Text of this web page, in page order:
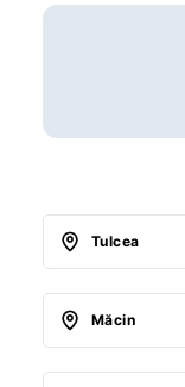
Tulcea
Măcin